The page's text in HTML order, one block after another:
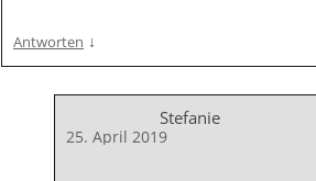
Antworten ↓
Stefanie
25. April 2019